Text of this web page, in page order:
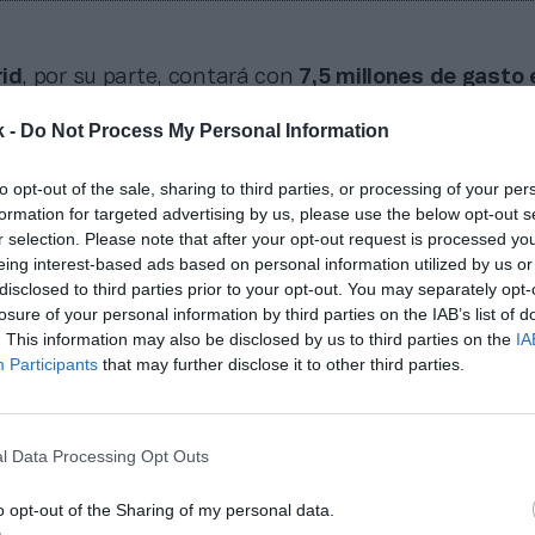
- Do Not Process My Personal Information
opt-out of the sale, sharing to third parties, or processing of your
for targeted advertising by us, please use the below opt-out
selection. Please note that after your opt-out request is processed
interest-based ads based on personal information utilized by us
to third parties prior to your opt-out. You may separately
of your personal information by third parties on the IAB’s list of
This information may also be disclosed by us to third parties on the
Participants that may further disclose it to other third parties.
Data Processing Opt Outs
opt-out of the Sharing of my personal data.
, por su parte, contará con 7,5 millones de gasto
salto con un incremento del 33% interanual. Las
personal –incluyendo el no deportivo– alcanzó
la pasada temporada y rozará los 9 millones
en can Barça, este gasto supera los 13,3 millones
interanual. En ambos clubes, la inversión en
en torno a los 750.000 euros anuales.
que generan ambos equipos.
Tanto Barça
ya superó los 10 millones de facturación en 2022-